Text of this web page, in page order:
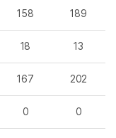
158 189
18 13
167 202
0 0